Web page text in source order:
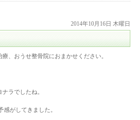
2014年10月16日 木曜日
、おうせ整骨院におまかせください。
ラでしたね。
感がしてきました。